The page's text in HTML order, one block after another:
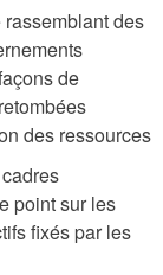
des
de
des ressources
point sur les
fixés par les